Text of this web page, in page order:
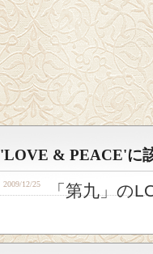
'LOVE & PEACE'に
2009/12/25 「第九」の